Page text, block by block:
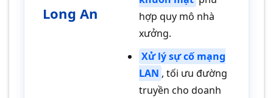
Long An
hợp quy mô nhà
xưởng.
Xử lý sự cố mạng
LAN , tối ưu đường
truyền cho doanh